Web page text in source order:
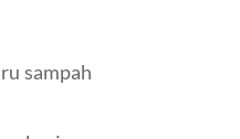
sampah